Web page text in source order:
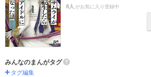
8人 がお気に入り登録中
みんなのまんがタグ
タグ編集